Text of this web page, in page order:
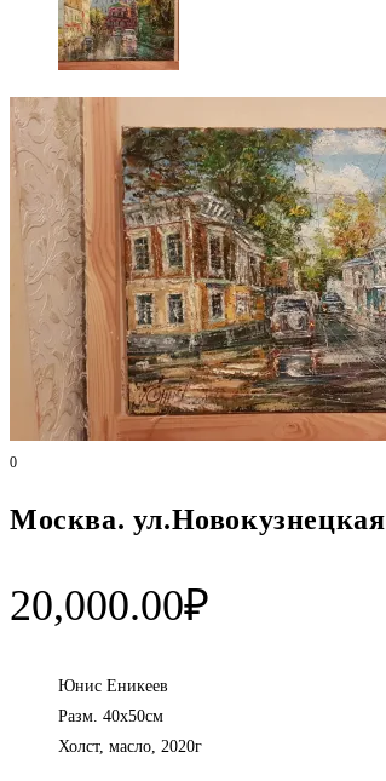
0
Москва. ул.Новокузнецкая
20,000.00₽
Юнис Еникеев
Разм. 40х50см
Холст, масло, 2020г